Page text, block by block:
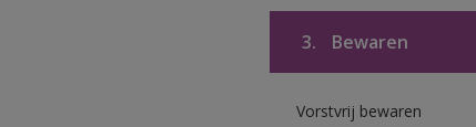
3. Bewaren
Vorstvrij bewaren